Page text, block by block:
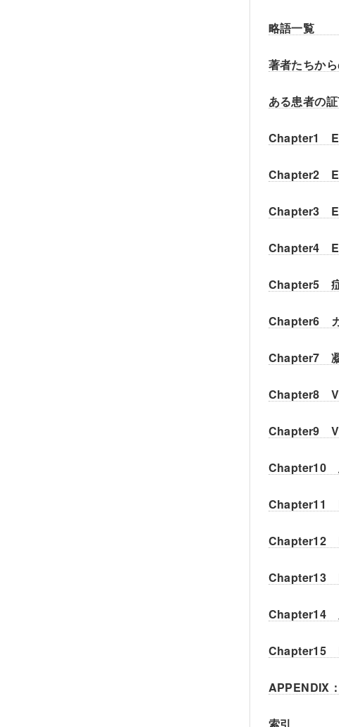
略語一覧
著者たちか
ある患者の
Chapter1
Chapter2
Chapter3
Chapter4
Chapter5
Chapter6
Chapter7 凝
Chapter8
Chapter9
Chapter10
Chapter11
Chapter12
Chapter13
Chapter14
Chapter15
APPENDIX
索引